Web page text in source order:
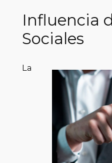
Influencia
Sociales
La